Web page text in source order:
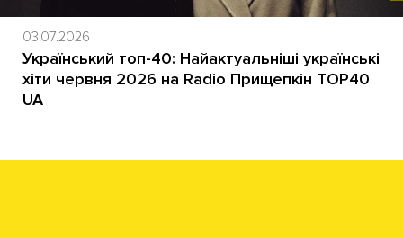
03.07.2026
Український топ-40: Найактуальніші українські
хіти червня 2026 на Radio Прищепкін TOP40
UA